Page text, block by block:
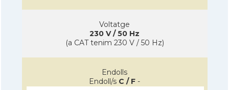
Voltatge
230 V / 50 Hz
(a CAT tenim 230 V / 50 Hz)
Endolls
Endoll/s C / F -